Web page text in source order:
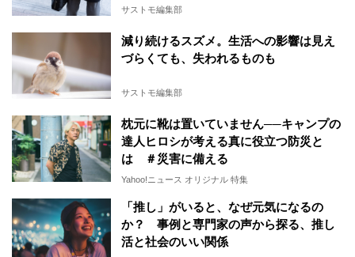
サストモ編集部
減り続けるスズメ。生活への影響は見え
づらくても、失われるものも
サストモ編集部
枕元に靴は置いていません──キャンプの
達人ヒロシが考える真に役立つ防災と
は ＃災害に備える
Yahoo!ニュース オリジナル 特集
「推し」がいると、なぜ元気になるの
か？ 事例と専門家の声から探る、推し
活と社会のいい関係